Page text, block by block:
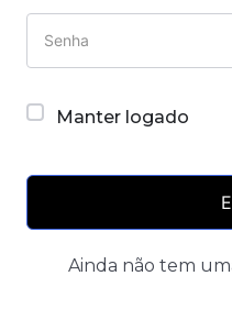
Manter logado
Ainda não tem